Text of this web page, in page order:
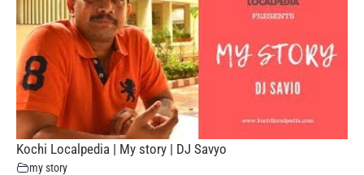
Kochi Localpedia | My story | DJ Savyo
my story